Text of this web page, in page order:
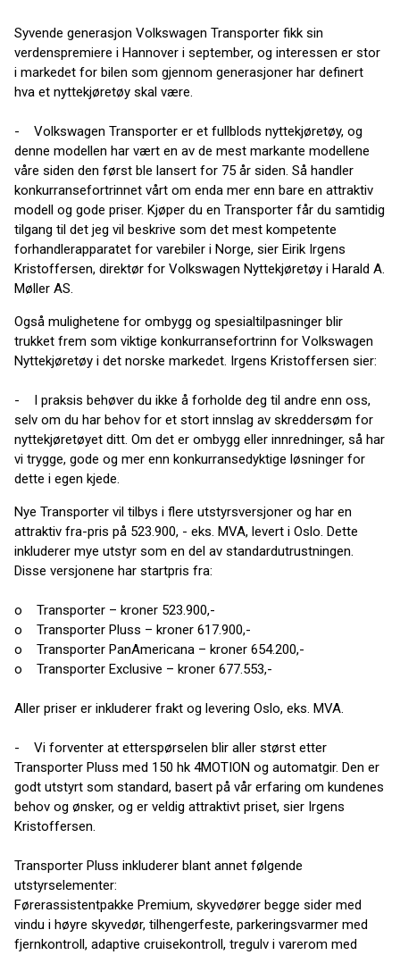
Syvende generasjon Volkswagen Transporter fikk sin
verdenspremiere i Hannover i september, og interessen er stor
i markedet for bilen som gjennom generasjoner har definert
hva et nyttekjøretøy skal være.
- Volkswagen Transporter er et fullblods nyttekjøretøy, og
denne modellen har vært en av de mest markante modellene
våre siden den først ble lansert for 75 år siden. Så handler
konkurransefortrinnet vårt om enda mer enn bare en attraktiv
modell og gode priser. Kjøper du en Transporter får du samtidig
tilgang til det jeg vil beskrive som det mest kompetente
forhandlerapparatet for varebiler i Norge, sier Eirik Irgens
Kristoffersen, direktør for Volkswagen Nyttekjøretøy i Harald A.
Møller AS.
Også mulighetene for ombygg og spesialtilpasninger blir
trukket frem som viktige konkurransefortrinn for Volkswagen
Nyttekjøretøy i det norske markedet. Irgens Kristoffersen sier:
- I praksis behøver du ikke å forholde deg til andre enn oss,
selv om du har behov for et stort innslag av skreddersøm for
nyttekjøretøyet ditt. Om det er ombygg eller innredninger, så har
vi trygge, gode og mer enn konkurransedyktige løsninger for
dette i egen kjede.
Nye Transporter vil tilbys i flere utstyrsversjoner og har en
attraktiv fra-pris på 523.900, - eks. MVA, levert i Oslo. Dette
inkluderer mye utstyr som en del av standardutrustningen.
Disse versjonene har startpris fra:
o Transporter – kroner 523.900,-
o Transporter Pluss – kroner 617.900,-
o Transporter PanAmericana – kroner 654.200,-
o Transporter Exclusive – kroner 677.553,-
Aller priser er inkluderer frakt og levering Oslo, eks. MVA.
- Vi forventer at etterspørselen blir aller størst etter
Transporter Pluss med 150 hk 4MOTION og automatgir. Den er
godt utstyrt som standard, basert på vår erfaring om kundenes
behov og ønsker, og er veldig attraktivt priset, sier Irgens
Kristoffersen.
Transporter Pluss inkluderer blant annet følgende
utstyrselementer:
Førerassistentpakke Premium, skyvedører begge sider med
vindu i høyre skyvedør, tilhengerfeste, parkeringsvarmer med
fjernkontroll, adaptive cruisekontroll, tregulv i varerom med